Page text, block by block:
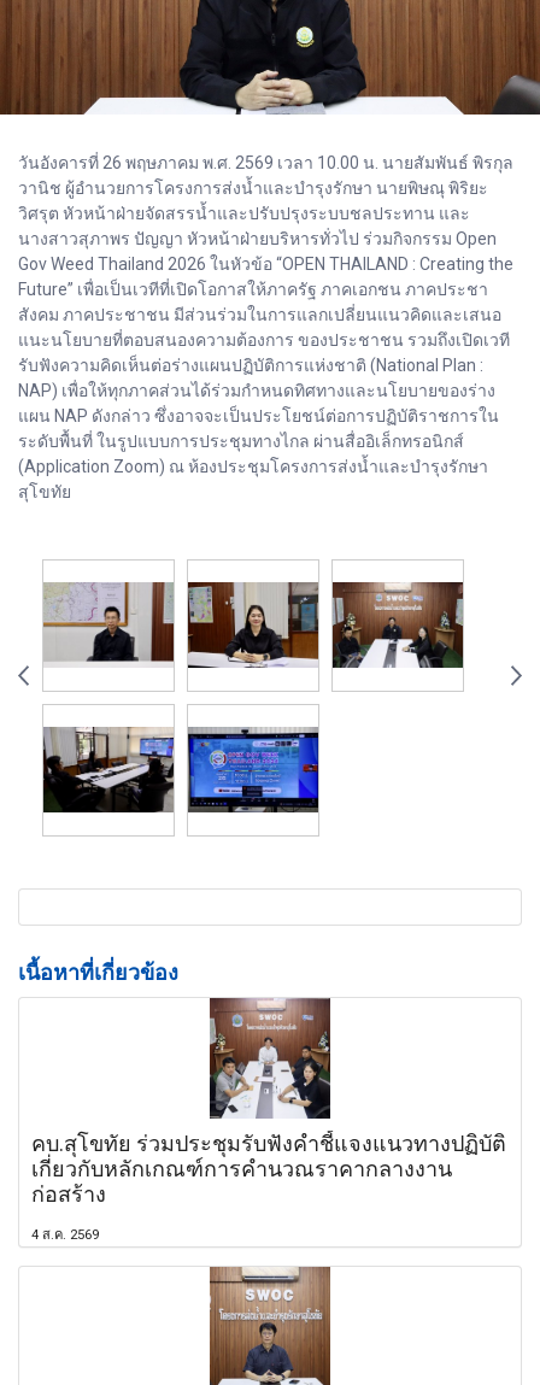
วันอังคารที่ 26 พฤษภาคม พ.ศ. 2569 เวลา 10.00 น. นายสัมพันธ์ พิรกุล
วานิช ผู้อำนวยการโครงการส่งน้ำและบำรุงรักษา นายพิษณุ พิริยะ
วิศรุต หัวหน้าฝ่ายจัดสรรน้ำและปรับปรุงระบบชลประทาน และ
นางสาวสุภาพร ปัญญา หัวหน้าฝ่ายบริหารทั่วไป ร่วมกิจกรรม Open
Gov Weed Thailand 2026 ในหัวข้อ “OPEN THAILAND : Creating the
Future” เพื่อเป็นเวทีที่เปิดโอกาสให้ภาครัฐ ภาคเอกชน ภาคประชา
สังคม ภาคประชาชน มีส่วนร่วมในการแลกเปลี่ยนแนวคิดและเสนอ
แนะนโยบายที่ตอบสนองความต้องการ ของประชาชน รวมถึงเปิดเวที
รับฟังความคิดเห็นต่อร่างแผนปฏิบัติการแห่งชาติ (National Plan :
NAP) เพื่อให้ทุกภาคส่วนได้ร่วมกำหนดทิศทางและนโยบายของร่าง
แผน NAP ดังกล่าว ซึ่งอาจจะเป็นประโยชน์ต่อการปฏิบัติราชการใน
ระดับพื้นที่ ในรูปแบบการประชุมทางไกล ผ่านสื่ออิเล็กทรอนิกส์
(Application Zoom) ณ ห้องประชุมโครงการส่งน้ำและบำรุงรักษา
สุโขทัย
เนื้อหาที่เกี่ยวข้อง
คบ.สุโขทัย ร่วมประชุมรับฟังคำชี้แจงแนวทางปฏิบัติ
เกี่ยวกับหลักเกณฑ์การคำนวณราคากลางงาน
ก่อสร้าง
4 ส.ค. 2569